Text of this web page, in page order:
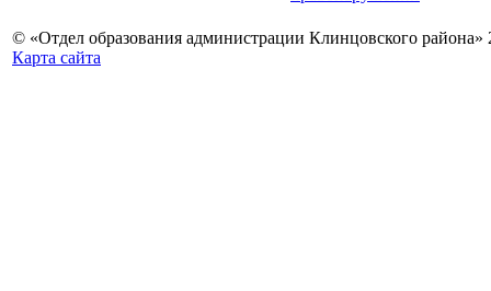
© «Отдел образования администрации Клинцовского района»
Карта сайта